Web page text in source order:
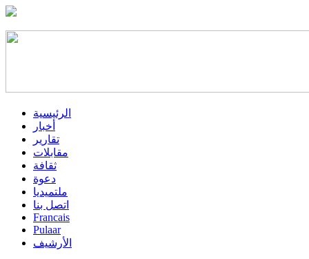
الرئيسية
أخبار
تقارير
مقابلات
ثقافة
دعوة
ملتميديا
اتصل بنا
Francais
Pulaar
الأرشيف